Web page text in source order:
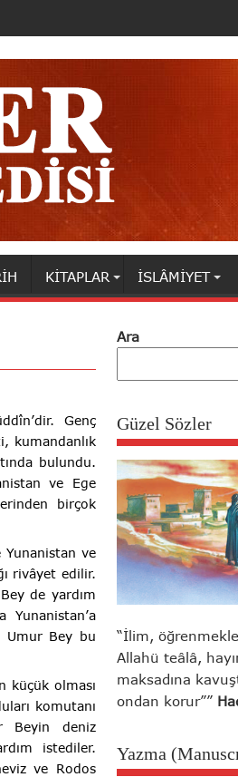
KITAPLAR İSLÂMIYET
Genç
kumandanlık
bulundu.
ve Ege
birçok
Yunanistan ve
rivâyet edilir.
de yardım
Yunanistan’a
Umur Bey bu
küçük olması
komutanı
Beyin deniz
istediler.
ve Rodos
Ara
Güzel Sözler
“İlim,
Allahü teâlâ,
maksadına
ondan korur””
Yazma